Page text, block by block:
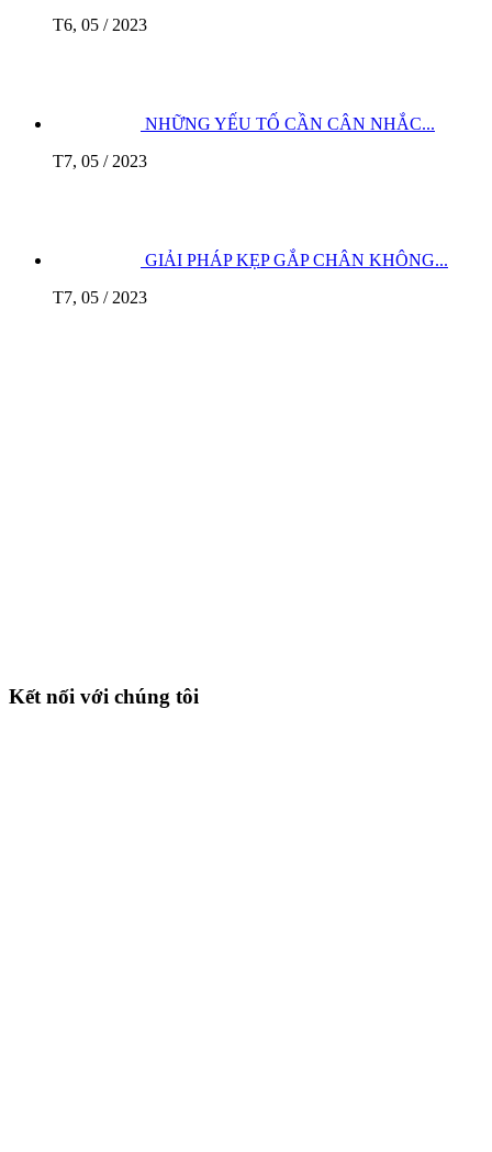
T6, 05 / 2023
NHỮNG YẾU TỐ CẦN CÂN NHẮC...
T7, 05 / 2023
GIẢI PHÁP KẸP GẮP CHÂN KHÔNG...
T7, 05 / 2023
Kết nối với chúng tôi